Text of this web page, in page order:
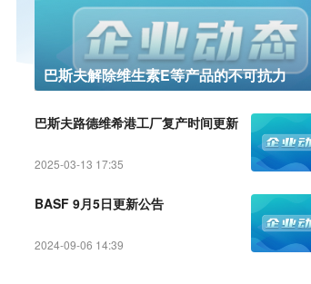
中国维生素市场整体呈弱稳盘整
巴斯夫解除维生素E等产品的不可抗力
巴斯夫路德维希港工厂复产时间更新
2025-03-13 17:35
BASF 9月5日更新公告
2024-09-06 14:39